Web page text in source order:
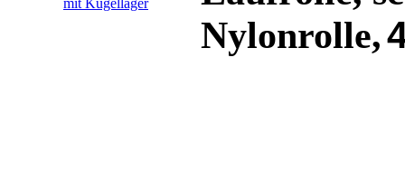
Nylonrolle,